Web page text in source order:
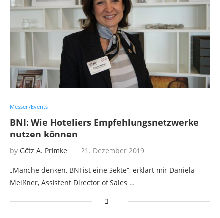
Messen/Events
BNI: Wie Hoteliers Empfehlungsnetzwerke
nutzen können
by Götz A. Primke 21. Dezember 2019
„Manche denken, BNI ist eine Sekte“, erklärt mir Daniela
Meißner, Assistent Director of Sales …